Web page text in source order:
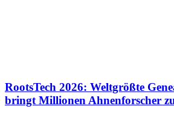
RootsTech 2026: Weltgrößte
bringt Millionen Ahnenforscher